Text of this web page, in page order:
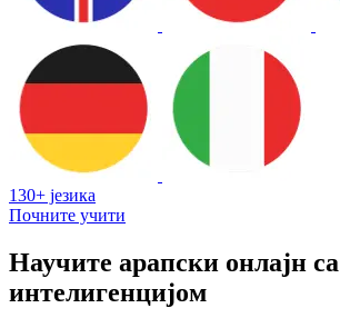
130+ језика
Почните учити
Научите арапски онлајн
интелигенцијом